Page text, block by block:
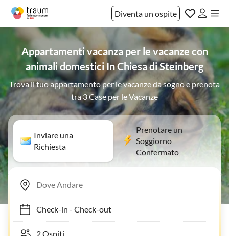
Diventa un ospite
Appartamenti vacanza per le vacanze con
animali domestici In Chiesa di Steinberg
Trova il tuo appartamento per le vacanze da sogno e prenota
tra 3 Case per le Vacanze
Inviare una
Richiesta
Prenotare un
Soggiorno
Confermato
Check-in- Check-out